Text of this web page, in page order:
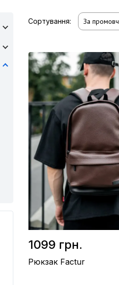
Сортування: За
1099 грн.
Рюкзак Factur